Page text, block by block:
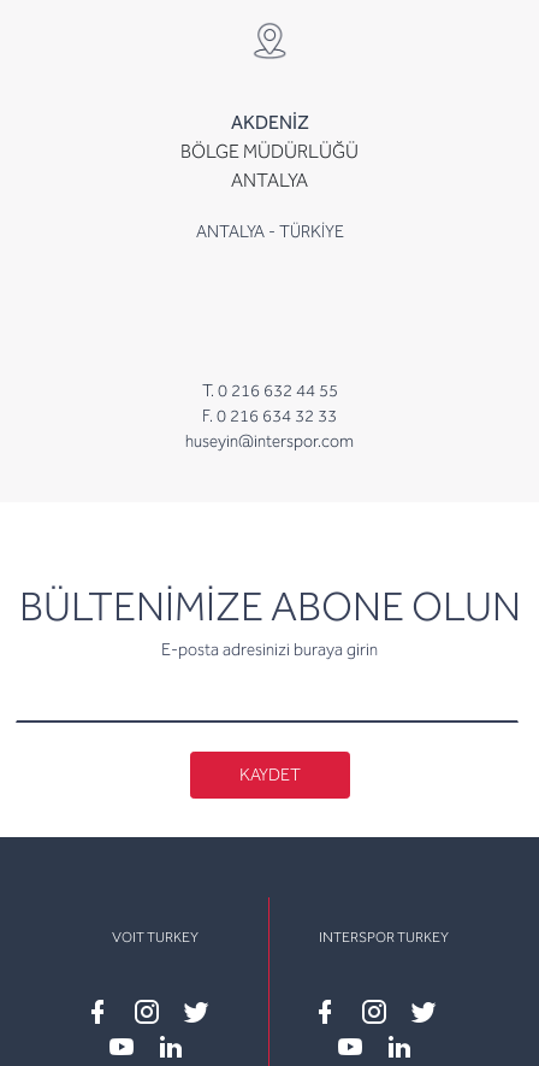
AKDENİZ
BÖLGE MÜDÜRLÜĞÜ
ANTALYA
ANTALYA - TÜRKİYE
T. 0 216 632 44 55
F. 0 216 634 32 33
huseyin@interspor.com
BÜLTENİMİZE ABONE OLUN
E-posta adresinizi buraya girin
newsletter
KAYDET
VOIT TURKEY
Facebook
instagram
twitter
INTERSPOR TURKEY
Facebook
instagram
twitter